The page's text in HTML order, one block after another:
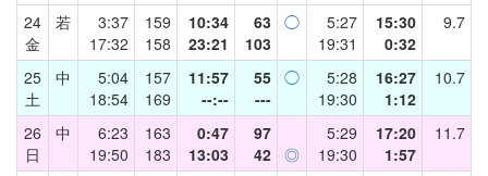
24
金
若
3:37
17:32
159
158
10:34
23:21
63
103
◯
5:27
19:31
15:30
0:32
9.7
25
土
中
5:04
18:54
157
169
11:57
--:--
55
---
◯
5:28
19:30
16:27
1:12
10.7
26
日
中
6:23
19:50
163
183
0:47
13:03
97
42 ◎
5:29
19:30
17:20
1:57
11.7